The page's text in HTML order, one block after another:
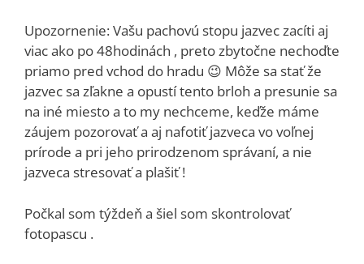
Upozornenie: Vašu pachovú stopu jazvec zacíti aj
viac ako po 48hodinách , preto zbytočne nechoďte
priamo pred vchod do hradu 😉 Môže sa stať že
jazvec sa zľakne a opustí tento brloh a presunie sa
na iné miesto a to my nechceme, keďže máme
záujem pozorovať a aj nafotiť jazveca vo voľnej
prírode a pri jeho prirodzenom správaní, a nie
jazveca stresovať a plašiť !
Počkal som týždeň a šiel som skontrolovať
fotopascu .